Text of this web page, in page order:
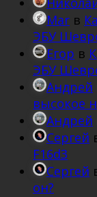
Mar в
ЭБУ
Егор в
ЭБУ
Андрей
высокое
Андрей
Сергей
F16d3
Сергей
он?